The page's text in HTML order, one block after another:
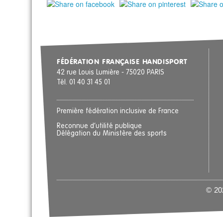
FÉDÉRATION FRANÇAISE HANDISPORT
42 rue Louis Lumière - 75020 PARIS
Tél. 01 40 31 45 01
Première fédération inclusive de France
Reconnue d’utilité publique
Délégation du Ministère des sports
©